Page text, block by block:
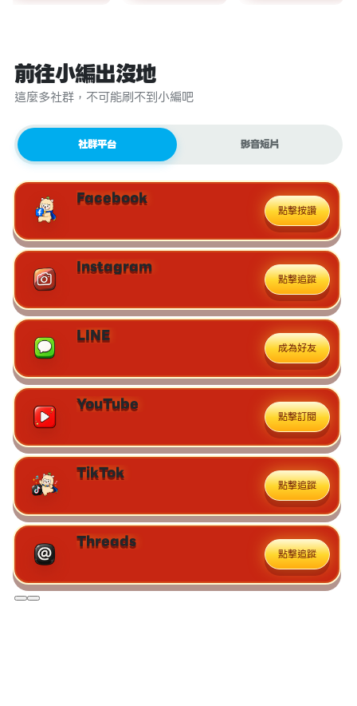
前往小編出沒地
這麼多社群，不可能刷不到小編吧
社群平台 影音短片
Facebook
點擊按讚
Instagram
點擊追蹤
LINE
成為好友
YouTube
點擊訂閱
TikTok
點擊追蹤
Threads
點擊追蹤